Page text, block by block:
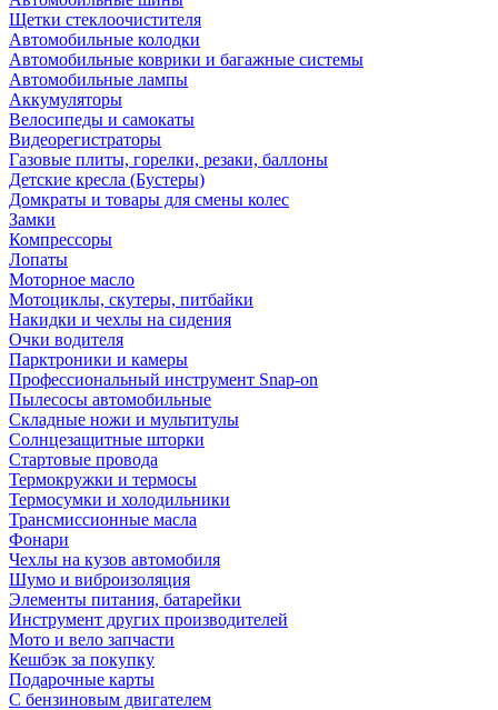
Щетки стеклоочистителя
Автомобильные колодки
Автомобильные коврики и багажные системы
Автомобильные лампы
Аккумуляторы
Велосипеды и самокаты
Видеорегистраторы
Газовые плиты, горелки, резаки, баллоны
Детские кресла (Бустеры)
Домкраты и товары для смены колес
Замки
Компрессоры
Лопаты
Моторное масло
Мотоциклы, скутеры, питбайки
Накидки и чехлы на сидения
Очки водителя
Парктроники и камеры
Профессиональный инструмент Snap-on
Пылесосы автомобильные
Складные ножи и мультитулы
Солнцезащитные шторки
Стартовые провода
Термокружки и термосы
Термосумки и холодильники
Трансмиссионные масла
Фонари
Чехлы на кузов автомобиля
Шумо и виброизоляция
Элементы питания, батарейки
Инструмент других производителей
Мото и вело запчасти
Кешбэк за покупку
Подарочные карты
С бензиновым двигателем